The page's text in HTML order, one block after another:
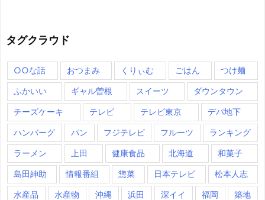
タグクラウド
○○な話 おつまみ くりぃむ ごはん つけ麺
ふかいい ギャル曽根 スイーツ ダウンタウン
チーズケーキ テレビ テレビ東京 デパ地下
ハンバーグ パン フジテレビ フルーツ ランキング
ラーメン 上田 健康食品 北海道 和菓子
島田紳助 情報番組 惣菜 日本テレビ 松本人志
水産品 水産物 沖縄 浜田 深イイ 福岡 築地